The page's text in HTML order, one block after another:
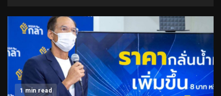
1 min read